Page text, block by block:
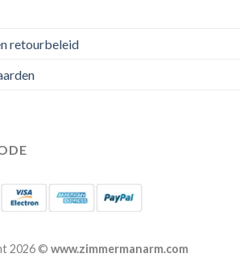
retourbeleid
2026 © www.zimmermanarm.com